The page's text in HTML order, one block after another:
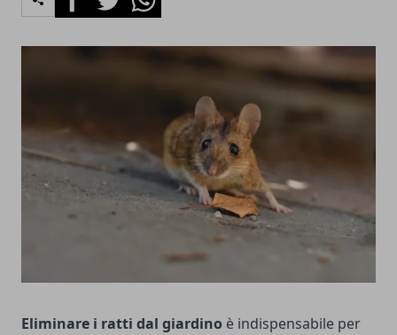
Eliminare i ratti dal giardino è indispensabile per